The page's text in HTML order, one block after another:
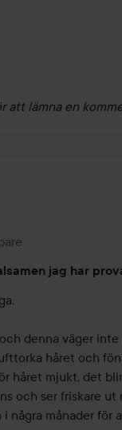
att lämna en
jag har
denna väger inte
håret och
håret mjukt, det
och ser friskare ut
några månader för